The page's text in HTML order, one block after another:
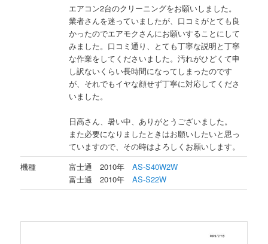
エアコン2台のクリーニングをお願いしました。
業者さんを迷っていましたが、口コミがとても良
かったのでエアモクさんにお願いすることにして
みました。口コミ通り、とても丁寧な説明と丁寧
な作業をしてくださいました。汚れがひどくて申
し訳ないくらい長時間になってしまったのです
が、それでもイヤな顔せず丁寧に対応してくださ
いました。
日高さん、暑い中、ありがとうございました。
また必要になりましたときはお願いしたいと思っ
ていますので、その時はよろしくお願いします。
機種
富士通 2010年AS-S40W2W
富士通 2010年AS-S22W